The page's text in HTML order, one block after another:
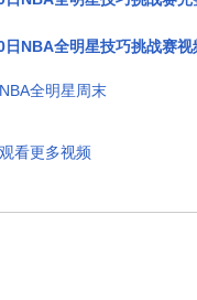
NBA全明星技巧挑战赛视
NBA全明星周末
看更多视频